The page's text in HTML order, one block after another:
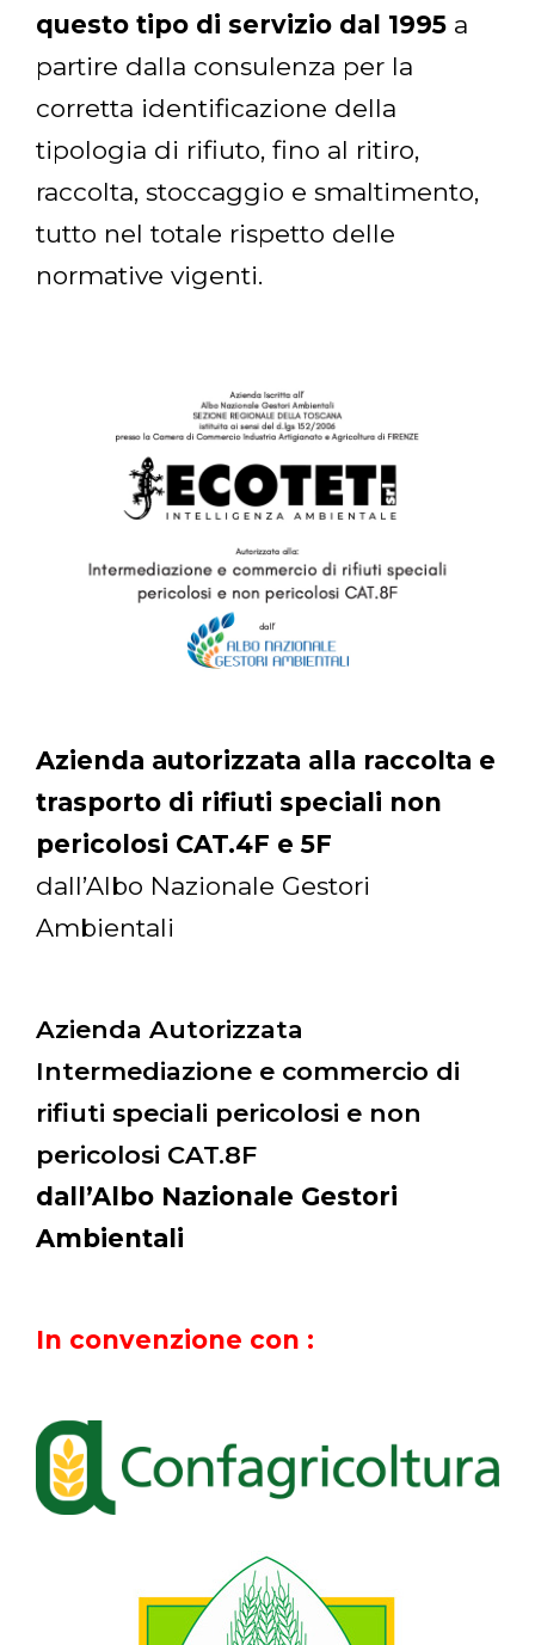
questo tipo di servizio dal 1995 a
partire dalla consulenza per la
corretta identificazione della
tipologia di rifiuto, fino al ritiro,
raccolta, stoccaggio e smaltimento,
tutto nel totale rispetto delle
normative vigenti.
Azienda autorizzata alla raccolta e
trasporto di rifiuti speciali non
pericolosi CAT.4F e 5F
dall’Albo Nazionale Gestori
Ambientali
Azienda Autorizzata
Intermediazione e commercio di
rifiuti speciali pericolosi e non
pericolosi CAT.8F
dall’Albo Nazionale Gestori
Ambientali
In convenzione con :